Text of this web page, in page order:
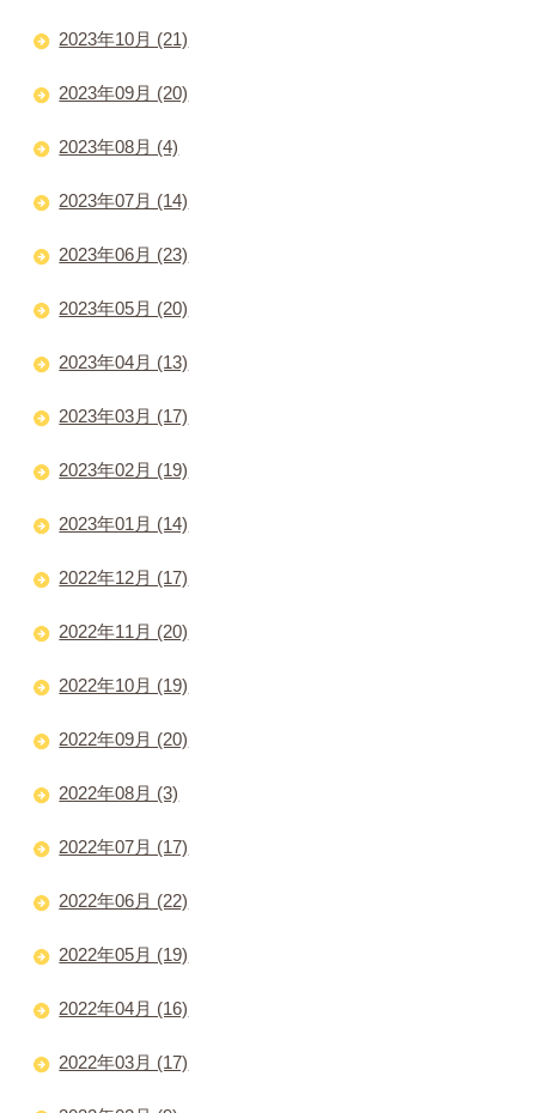
2023年10月 (21)
2023年09月 (20)
2023年08月 (4)
2023年07月 (14)
2023年06月 (23)
2023年05月 (20)
2023年04月 (13)
2023年03月 (17)
2023年02月 (19)
2023年01月 (14)
2022年12月 (17)
2022年11月 (20)
2022年10月 (19)
2022年09月 (20)
2022年08月 (3)
2022年07月 (17)
2022年06月 (22)
2022年05月 (19)
2022年04月 (16)
2022年03月 (17)